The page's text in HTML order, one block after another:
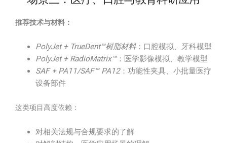
推荐技术与材料：
PolyJet + TrueDent™树脂材料：口腔模拟、牙科模型
PolyJet + RadioMatrix™：医学影像模拟、教学模型
SAF + PA11/SAF™ PA12：功能性夹具、小批量医疗
设备部件
这类项目高度依赖：
对相关法规与合规要求的了解